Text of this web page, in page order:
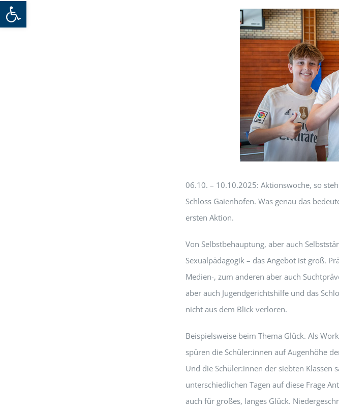
Werkzeugleiste öffnen
06.10. – 10.10.2025: Aktionswoche, so
Schloss Gaienhofen. Was genau das
ersten Aktion.
Von Selbstbehauptung, aber auch
Sexualpädagogik – das Angebot ist groß.
Medien-, zum anderen aber auch
aber auch Jugendgerichtshilfe und das
nicht aus dem Blick verloren.
Beispielsweise beim Thema Glück. Als
spüren die Schüler:innen auf Augenhöhe
Und die Schüler:innen der siebten Klassen
unterschiedlichen Tagen auf diese Frage
auch für großes, langes Glück.